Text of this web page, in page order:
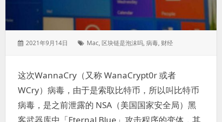
发
2021年9月14日
标
Mac,区块链是泡沫吗,病毒, 财经
这次WannaCry（又称 WanaCrypt0r 或者
WCry）病毒，由于是索取比特币，所以叫比特币
病毒，是之前泄露的 NSA（美国国家安全局）黑
客武器库中「Eternal Blue」攻击程序的变体，其